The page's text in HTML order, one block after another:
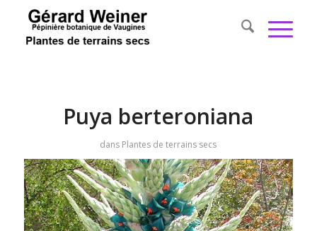
Puya berteroniana
dans Plantes de terrains secs